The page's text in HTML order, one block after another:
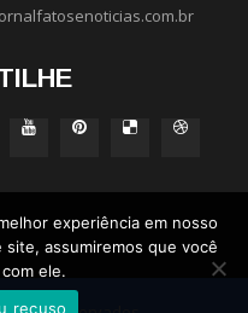
experiência em nosso
assumiremos que você
ele.
recuso